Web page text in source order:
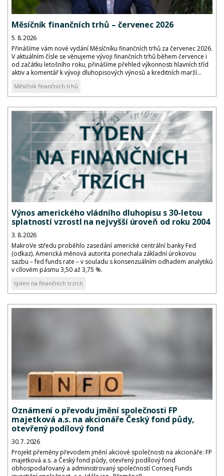
Měsíčník finančních trhů – červenec 2026
5. 8. 2026
Přinášíme vám nové vydání Měsíčníku finančních trhů za červenec 2026.
V aktuálním čísle se věnujeme vývoji finančních trhů během července i
od začátku letošního roku, přinášíme přehled výkonnosti hlavních tříd
aktiv a komentář k vývoji dluhopisových výnosů a kreditních marží...
Měsíčník finančních trhů
Výnos amerického vládního dluhopisu s 30-letou
splatností vzrostl na nejvyšší úroveň od roku 2004
3. 8. 2026
MakroVe středu proběhlo zasedání americké centrální banky Fed
(odkaz). Americká měnová autorita ponechala základní úrokovou
sazbu – fed funds rate – v souladu s konsenzuálním odhadem analytiků
v cílovém pásmu 3,50 až 3,75 %.
týden na finančních trzích
Oznámení o převodu jmění společnosti FP
majetková a.s. na akcionáře Český fond půdy,
otevřený podílový fond
30. 7. 2026
Projekt přeměny převodem jmění akciové společnosti na akcionáře: FP
majetková a.s. a Český fond půdy, otevřený podílový fond
obhospodařovaný a administrovaný společností Conseq Funds